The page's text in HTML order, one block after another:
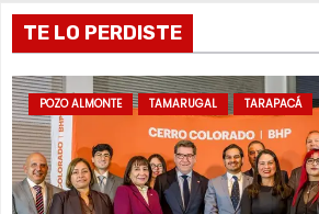
d
a
s
TE LO PERDISTE
POZO ALMONTE TAMARUGAL TARAPACÁ